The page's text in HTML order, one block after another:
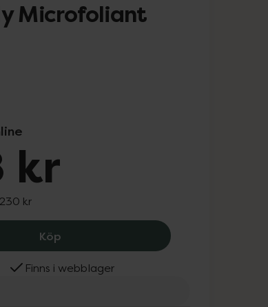
Microfoliant
kr
230 kr
Köp Dermalogica Daily Microfoliant
Finns i webblager